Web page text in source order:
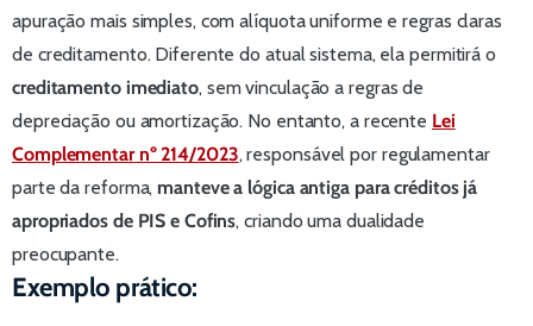
apuração mais simples, com alíquota uniforme e regras claras
de creditamento. Diferente do atual sistema, ela permitirá o
creditamento imediato, sem vinculação a regras de
depreciação ou amortização. No entanto, a recente Lei
Complementar nº 214/2023, responsável por regulamentar
parte da reforma, manteve a lógica antiga para créditos já
apropriados de PIS e Cofins, criando uma dualidade
preocupante.
Exemplo prático: